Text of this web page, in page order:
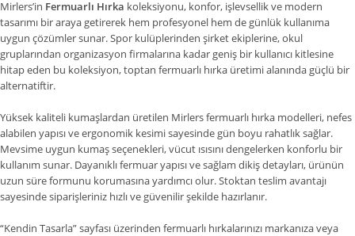
Mirlers’in Fermuarlı Hırka koleksiyonu, konfor, işlevsellik ve modern
tasarımı bir araya getirerek hem profesyonel hem de günlük kullanıma
uygun çözümler sunar. Spor kulüplerinden şirket ekiplerine, okul
gruplarından organizasyon firmalarına kadar geniş bir kullanıcı kitlesine
hitap eden bu koleksiyon, toptan fermuarlı hırka üretimi alanında güçlü bir
alternatiftir.
Yüksek kaliteli kumaşlardan üretilen Mirlers fermuarlı hırka modelleri, nefes
alabilen yapısı ve ergonomik kesimi sayesinde gün boyu rahatlık sağlar.
Mevsime uygun kumaş seçenekleri, vücut ısısını dengelerken konforlu bir
kullanım sunar. Dayanıklı fermuar yapısı ve sağlam dikiş detayları, ürünün
uzun süre formunu korumasına yardımcı olur. Stoktan teslim avantajı
sayesinde siparişleriniz hızlı ve güvenilir şekilde hazırlanır.
“Kendin Tasarla” sayfası üzerinden fermuarlı hırkalarınızı markanıza veya